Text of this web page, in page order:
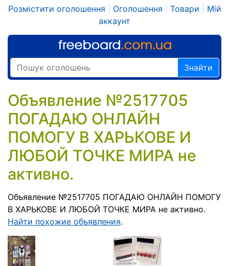
Розмістити оголошення Оголошення Товари
Мій
аккаунт
Знайти
Объявление №2517705
ПОГАДАЮ ОНЛАЙН
ПОМОГУ В ХАРЬКОВЕ И
ЛЮБОЙ ТОЧКЕ МИРА не
активно.
Объявление №2517705 ПОГАДАЮ ОНЛАЙН ПОМОГУ
В ХАРЬКОВЕ И ЛЮБОЙ ТОЧКЕ МИРА не активно.
Найти похожие объявления.